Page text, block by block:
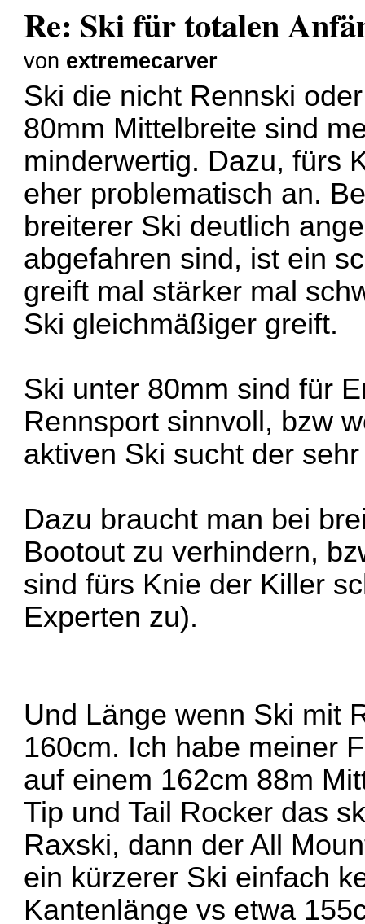
Re: Ski für totalen
von extremecarver
Ski die nicht Rennski
80mm Mittelbreite sind
minderwertig. Dazu, fürs
eher problematisch an.
breiterer Ski deutlich
abgefahren sind, ist ein
greift mal stärker mal
Ski gleichmäßiger greift.
Ski unter 80mm sind für
Rennsport sinnvoll, bzw
aktiven Ski sucht der
Dazu braucht man bei
Bootout zu verhindern,
sind fürs Knie der Killer
Experten zu).
Und Länge wenn Ski mit
160cm. Ich habe meiner
auf einem 162cm 88m
Tip und Tail Rocker das
Raxski, dann der All
ein kürzerer Ski einfach
Kantenlänge vs etwa